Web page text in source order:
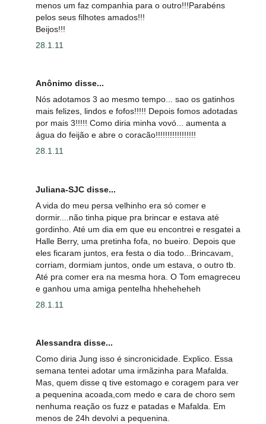
menos um faz companhia para o outro!!!Parabéns
pelos seus filhotes amados!!!
Beijos!!!
28.1.11
Anônimo disse...
Nós adotamos 3 ao mesmo tempo... sao os gatinhos
mais felizes, lindos e fofos!!!!! Depois fomos adotadas
por mais 3!!!!! Como diria minha vovó... aumenta a
água do feijão e abre o coracão!!!!!!!!!!!!!!!!!
28.1.11
Juliana-SJC disse...
A vida do meu persa velhinho era só comer e
dormir....não tinha pique pra brincar e estava até
gordinho. Até um dia em que eu encontrei e resgatei a
Halle Berry, uma pretinha fofa, no bueiro. Depois que
eles ficaram juntos, era festa o dia todo...Brincavam,
corriam, dormiam juntos, onde um estava, o outro tb.
Até pra comer era na mesma hora. O Tom emagreceu
e ganhou uma amiga pentelha hheheheheh
28.1.11
Alessandra disse...
Como diria Jung isso é sincronicidade. Explico. Essa
semana tentei adotar uma irmãzinha para Mafalda.
Mas, quem disse q tive estomago e coragem para ver
a pequenina acoada,com medo e cara de choro sem
nenhuma reação os fuzz e patadas e Mafalda. Em
menos de 24h devolvi a pequenina.